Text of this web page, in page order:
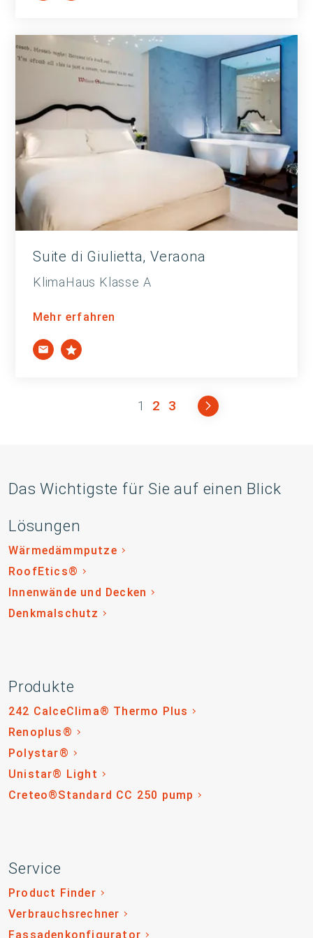
Suite di Giulietta, Veraona
KlimaHaus Klasse A
Mehr erfahren
1 2 3
Das Wichtigste für Sie auf einen Blick
Lösungen
Wärmedämmputze
RoofEtics®
Innenwände und Decken
Denkmalschutz
Produkte
242 CalceClima® Thermo Plus
Renoplus®
Polystar®
Unistar® Light
Creteo®Standard CC 250 pump
Service
Product Finder
Verbrauchsrechner
Fassadenkonfigurator